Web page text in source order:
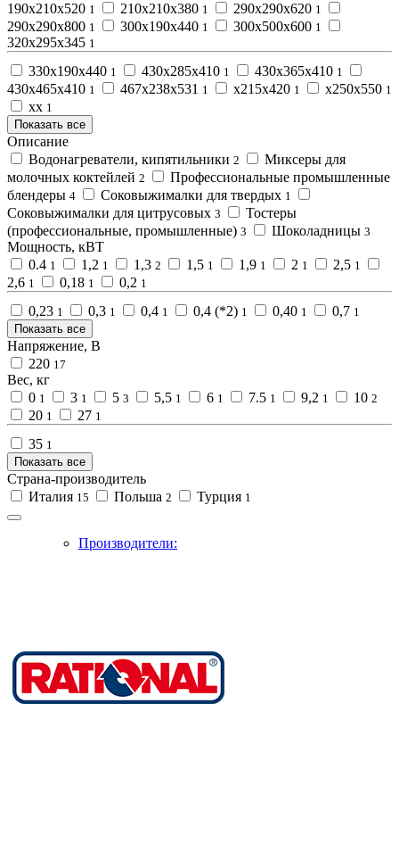
190х210х520 1 210х210х380 1 290х290х620 1
290х290х800 1 300х190х440 1 300х500х600 1
320х295х345 1
330х190х440 1 430х285х410 1 430х365х410 1
430х465х410 1 467х238х531 1 х215х420 1 х250х550 1
хх 1
Показать все
Описание
Водонагреватели, кипятильники 2
Миксеры для
молочных коктейлей 2
Профессиональные промышленные
блендеры 4 Соковыжималки для твердых 1
Соковыжималки для цитрусовых 3
Тостеры
(профессиональные, промышленные) 3 Шоколадницы 3
Мощность, кВТ
0.4 1 1,2 1 1,3 2 1,5 1 1,9 1 2 1 2,5 1
2,6 1 0,18 1 0,2 1
0,23 1 0,3 1 0,4 1 0,4 (*2) 1 0,40 1 0,7 1
Показать все
Напряжение, В
220 17
Вес, кг
0 1 3 1 5 3 5,5 1 6 1 7.5 1 9,2 1 10 2
20 1 27 1
35 1
Показать все
Страна-производитель
Италия 15 Польша 2 Турция 1
Производители: